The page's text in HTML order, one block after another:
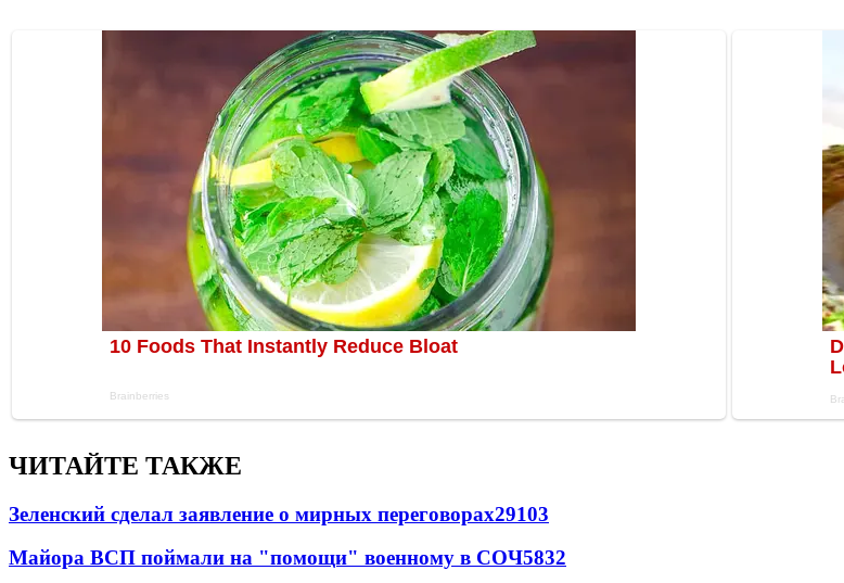
ЧИТАЙТЕ ТАКЖЕ
Зеленский сделал заявление о мирных переговорах29103
Майора ВСП поймали на "помощи" военному в СОЧ5832